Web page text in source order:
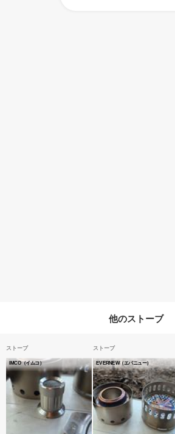
他のストーブ
ストーブ
IMCO（イムコ）
ストーブ
EVERNEW（エバニュー）